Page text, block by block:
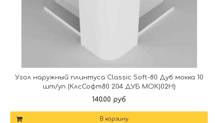
Угол наружный плинтуса Classic Soft-80 Дуб мокка 10
шт/уп (КлсСофт80 204 ДУБ МОК)02Н)
140.00 руб
В корзину